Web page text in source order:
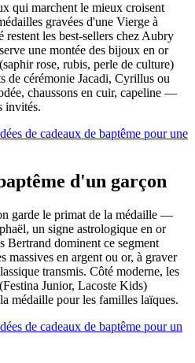
qui marchent le mieux croisent
gravées d'une Vierge à
restent les best-sellers chez Aubry
une montée des bijoux en or
rose, rubis, perle de culture)
de cérémonie Jacadi, Cyrillus ou
chaussons en cuir, capeline —
invités.
de cadeaux de baptême pour une
d'un garçon
garde le primat de la médaille —
un signe astrologique en or
Bertrand dominent ce segment
massives en argent ou or, à graver
transmis. Côté moderne, les
Junior, Lacoste Kids)
médaille pour les familles laïques.
de cadeaux de baptême pour un